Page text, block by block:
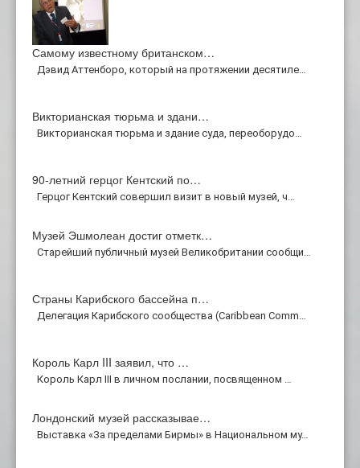
Самому известному британском…
Дэвид Аттенборо, который на протяжении десятиле…
Викторианская тюрьма и здани…
Викторианская тюрьма и здание суда, переоборудо…
90-летний герцог Кентский по…
Герцог Кентский совершил визит в новый музей, ч…
Музей Эшмолеан достиг отметк…
Старейший публичный музей Великобритании сообщи…
Страны Карибского бассейна п…
Делегация Карибского сообщества (Caribbean Comm…
Король Карл III заявил, что …
Король Карл III в личном послании, посвященном …
Лондонский музей рассказывае…
Выставка «За пределами Бирмы» в Национальном му…